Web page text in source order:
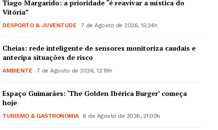
Tiago Margarido: a prioridade “é reavivar a mística do
Vitória”
DESPORTO & JUVENTUDE 7 de Agosto de 2026, 15:24h
Cheias: rede inteligente de sensores monitoriza caudais e
antecipa situações de risco
AMBIENTE 7 de Agosto de 2026, 12:19h
Espaço Guimarães: ‘The Golden Ibérica Burger’ começa
hoje
TURISMO & GASTRONOMIA 6 de Agosto de 2026, 21:00h